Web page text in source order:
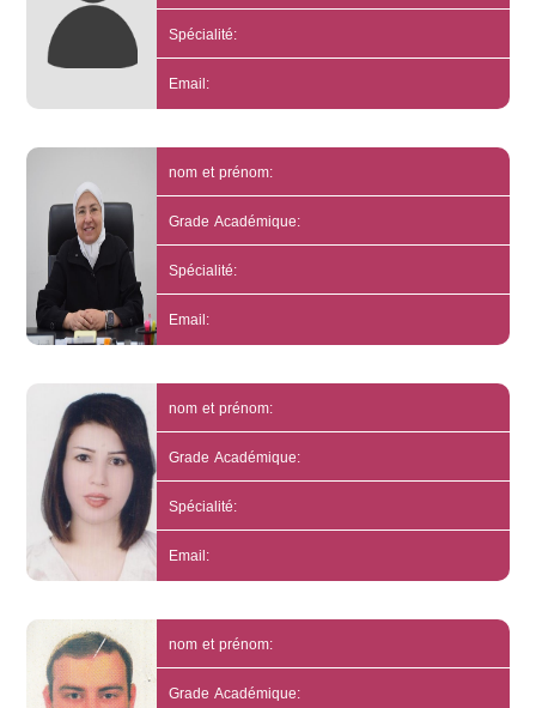
Spécialité:
Email:
nom et prénom:
Grade Académique:
Spécialité:
Email:
nom et prénom:
Grade Académique:
Spécialité:
Email:
nom et prénom:
Grade Académique: